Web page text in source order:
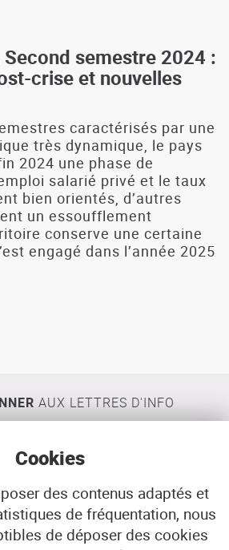
semestre 2024 :
crise et nouvelles
caractérisés par une
très dynamique, le pays
2024 une phase de
salarié privé et le taux
bien orientés, d’autres
un essoufflement
conserve une certaine
engagé dans l’année 2025
AUX LETTRES D'INFO
Jaurès 29200 BREST
33 51 71
CONTACT
Cookies
des contenus adaptés et
de fréquentation, nous
de déposer des cookies